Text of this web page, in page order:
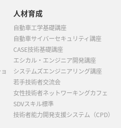
人材育成
自動車工学基礎講座
自動車サイバーセキュリティ講座
CASE技術基礎講座
エシカル・エンジニア開発講座
システムズエンジニアリング講座
若手技術者交流会
女性技術者ネットワーキングカフェ
SDVスキル標準
技術者能力開発支援システム（CPD）